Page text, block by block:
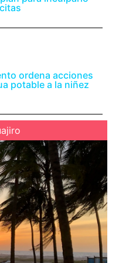
ordena acciones
potable a la niñez